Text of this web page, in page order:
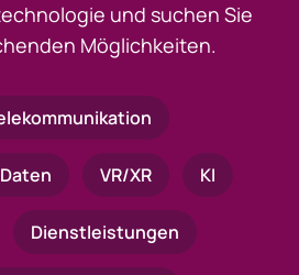
und suchen Sie
Möglichkeiten.
Daten VR/XR KI
Dienstleistungen